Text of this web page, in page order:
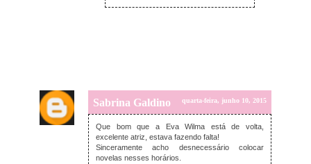
Sabrina Galdino quarta-feira, junho 10, 2015
Que bom que a Eva Wilma está de volta,
excelente atriz, estava fazendo falta!
Sinceramente acho desnecessário colocar
novelas nesses horários.